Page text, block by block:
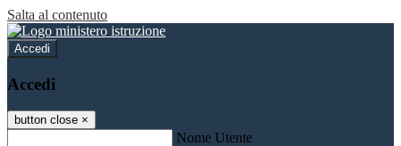
Salta al contenuto
Accedi
Accedi
button close ×
Nome Utente